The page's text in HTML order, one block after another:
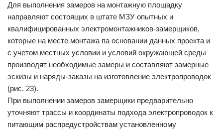
Для выполнения замеров на монтажную площадку
направляют состоящих в штате МЗУ опытных и
квалифицированных электромонтажников-замерщиков,
которые на месте монтажа па основании данных проекта и
с учетом местных условии и условий окружающей среды
производят необходимые замеры и составляют замерные
эскизы и наряды-заказы на изготовление электропроводок
(рис. 23).
При выполнении замеров замерщики предварительно
уточняют трассы и координаты подхода электропроводок к
питающим распредустройствам установленному